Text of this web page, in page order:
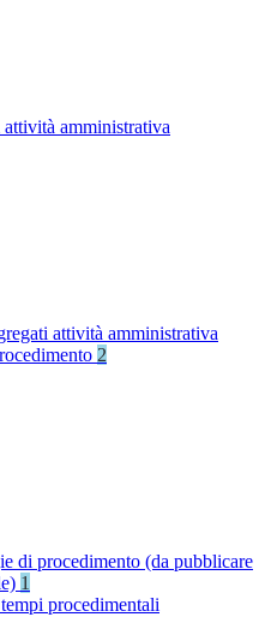
amministrativa
attività amministrativa
2
di procedimento (da pubblicare
1
procedimentali